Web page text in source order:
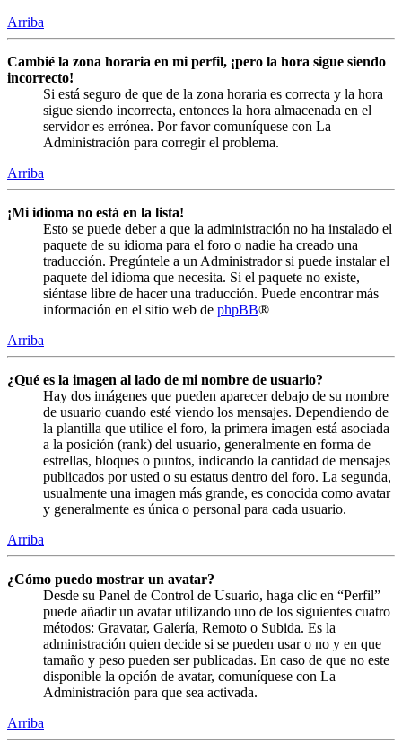
Arriba
Cambié la zona horaria en mi perfil, ¡pero la hora sigue siendo
incorrecto!
Si está seguro de que de la zona horaria es correcta y la hora
sigue siendo incorrecta, entonces la hora almacenada en el
servidor es errónea. Por favor comuníquese con La
Administración para corregir el problema.
Arriba
¡Mi idioma no está en la lista!
Esto se puede deber a que la administración no ha instalado el
paquete de su idioma para el foro o nadie ha creado una
traducción. Pregúntele a un Administrador si puede instalar el
paquete del idioma que necesita. Si el paquete no existe,
siéntase libre de hacer una traducción. Puede encontrar más
información en el sitio web de phpBB®
Arriba
¿Qué es la imagen al lado de mi nombre de usuario?
Hay dos imágenes que pueden aparecer debajo de su nombre
de usuario cuando esté viendo los mensajes. Dependiendo de
la plantilla que utilice el foro, la primera imagen está asociada
a la posición (rank) del usuario, generalmente en forma de
estrellas, bloques o puntos, indicando la cantidad de mensajes
publicados por usted o su estatus dentro del foro. La segunda,
usualmente una imagen más grande, es conocida como avatar
y generalmente es única o personal para cada usuario.
Arriba
¿Cómo puedo mostrar un avatar?
Desde su Panel de Control de Usuario, haga clic en “Perfil”
puede añadir un avatar utilizando uno de los siguientes cuatro
métodos: Gravatar, Galería, Remoto o Subida. Es la
administración quien decide si se pueden usar o no y en que
tamaño y peso pueden ser publicadas. En caso de que no este
disponible la opción de avatar, comuníquese con La
Administración para que sea activada.
Arriba